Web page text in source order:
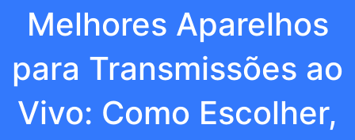
Melhores Aparelhos
para Transmissões ao
Vivo: Como Escolher,